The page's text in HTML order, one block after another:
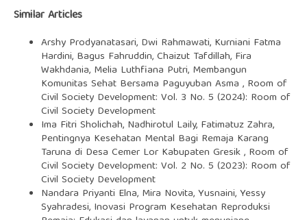
Similar Articles
Arshy Prodyanatasari, Dwi Rahmawati, Kurniani Fatma
Hardini, Bagus Fahruddin, Chaizut Tafdillah, Fira
Wakhdania, Melia Luthfiana Putri, Membangun
Komunitas Sehat Bersama Paguyuban Asma , Room of
Civil Society Development: Vol. 3 No. 5 (2024): Room of
Civil Society Development
Ima Fitri Sholichah, Nadhirotul Laily, Fatimatuz Zahra,
Pentingnya Kesehatan Mental Bagi Remaja Karang
Taruna di Desa Cemer Lor Kabupaten Gresik, Room of
Civil Society Development: Vol. 2 No. 5 (2023): Room of
Civil Society Development
Nandara Priyanti Elna, Mira Novita, Yusnaini, Yessy
Syahradesi, Inovasi Program Kesehatan Reproduksi